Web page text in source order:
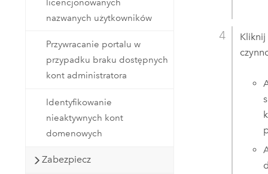
licencjonowanych
nazwanych użytkowników
Przywracanie portalu w
przypadku braku dostępnych
kont administratora
Identyfikowanie
nieaktywnych kont
domenowych
Zabezpiecz